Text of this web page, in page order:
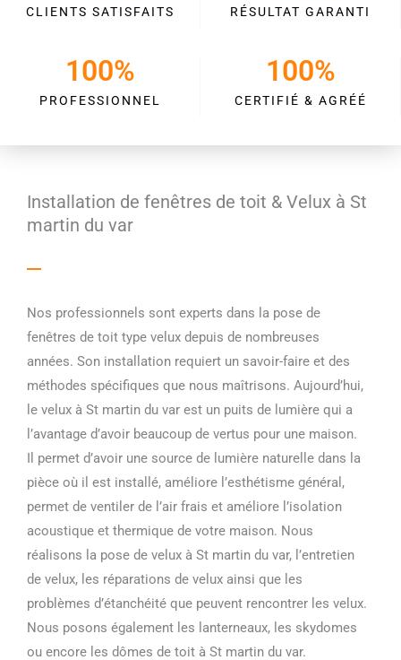
CLIENTS SATISFAITS RÉSULTAT GARANTI
PROFESSIONNEL
100%
CERTIFIÉ & AGRÉÉ
100%
Installation de fenêtres de toit & Velux à St
martin du var
Nos professionnels sont experts dans la pose de
fenêtres de toit type velux depuis de nombreuses
années. Son installation requiert un savoir-faire et des
méthodes spécifiques que nous maîtrisons. Aujourd’hui,
le velux à St martin du var est un puits de lumière qui a
l’avantage d’avoir beaucoup de vertus pour une maison.
Il permet d’avoir une source de lumière naturelle dans la
pièce où il est installé, améliore l’esthétisme général,
permet de ventiler de l’air frais et améliore l’isolation
acoustique et thermique de votre maison. Nous
réalisons la pose de velux à St martin du var, l’entretien
de velux, les réparations de velux ainsi que les
problèmes d’étanchéité que peuvent rencontrer les velux.
Nous posons également les lanterneaux, les skydomes
ou encore les dômes de toit à St martin du var.